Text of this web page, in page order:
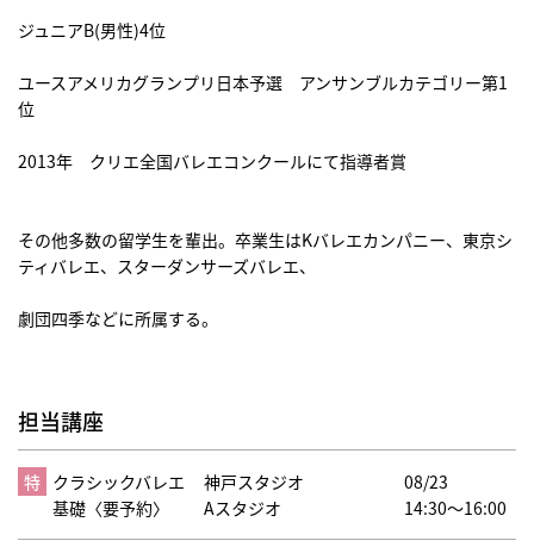
ジュニアB(男性)4位
ユースアメリカグランプリ日本予選 アンサンブルカテゴリー第1
位
2013年 クリエ全国バレエコンクールにて指導者賞
その他多数の留学生を輩出。卒業生はKバレエカンパニー、東京シ
ティバレエ、スターダンサーズバレエ、
劇団四季などに所属する。
担当講座
クラシックバレエ
基礎〈要予約〉
神戸スタジオ
Aスタジオ
08/23
14:30～16:00